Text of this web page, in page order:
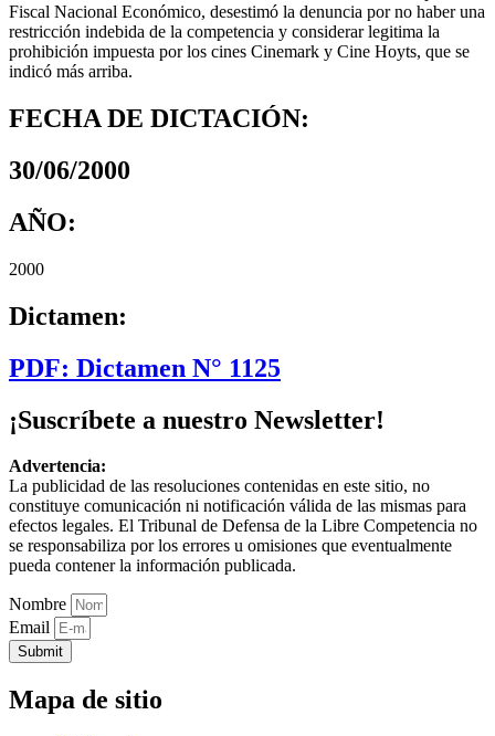
Fiscal Nacional Económico, desestimó la denuncia por no haber una
restricción indebida de la competencia y considerar legitima la
prohibición impuesta por los cines Cinemark y Cine Hoyts, que se
indicó más arriba.
FECHA DE DICTACIÓN:
30/06/2000
AÑO:
2000
Dictamen:
PDF: Dictamen N° 1125
¡Suscríbete a nuestro Newsletter!
Advertencia:
La publicidad de las resoluciones contenidas en este sitio, no
constituye comunicación ni notificación válida de las mismas para
efectos legales. El Tribunal de Defensa de la Libre Competencia no
se responsabiliza por los errores u omisiones que eventualmente
pueda contener la información publicada.
Nombre
Email
Submit
Mapa de sitio